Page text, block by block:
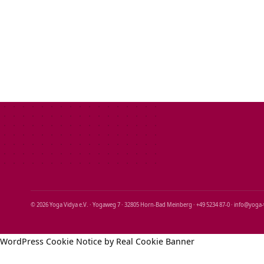
© 2026 Yoga Vidya e.V. · Yogaweg 7 · 32805 Horn‑Bad Meinberg · +49 5234 87‑0 ·
WordPress Cookie Notice by Real Cookie Banner